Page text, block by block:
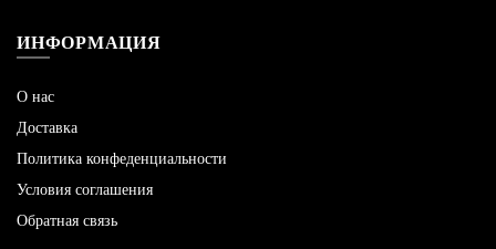
ИНФОРМАЦИЯ
О нас
Доставка
Политика конфеденциальности
Условия соглашения
Обратная связь